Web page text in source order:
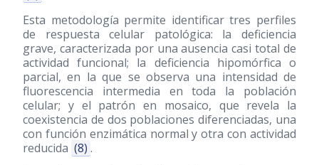
Esta metodología permite identificar tres perfiles
de respuesta celular patológica: la deficiencia
grave, caracterizada por una ausencia casi total de
actividad funcional; la deficiencia hipomórfica o
parcial, en la que se observa una intensidad de
fluorescencia intermedia en toda la población
celular; y el patrón en mosaico, que revela la
coexistencia de dos poblaciones diferenciadas, una
con función enzimática normal y otra con actividad
reducida (8) .